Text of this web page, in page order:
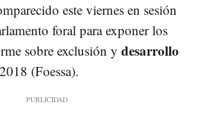
este viernes en sesión
foral para exponer los
sobre exclusión y desarrollo
(Foessa).